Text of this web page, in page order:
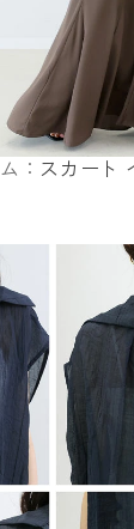
： スカート